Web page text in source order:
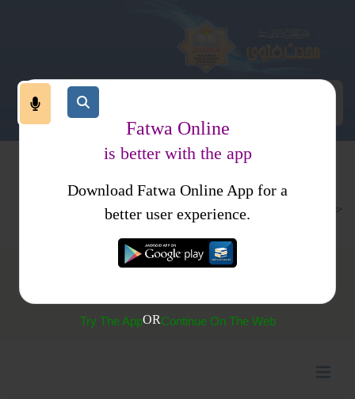
کتب فتاوی فتاوی اسلامیہ جلد 4
(229) چوری سے توبہ
Fatwa Online
is better with the app
Download Fatwa Online App for a
better user experience.
Try The AppORContinue On The Web